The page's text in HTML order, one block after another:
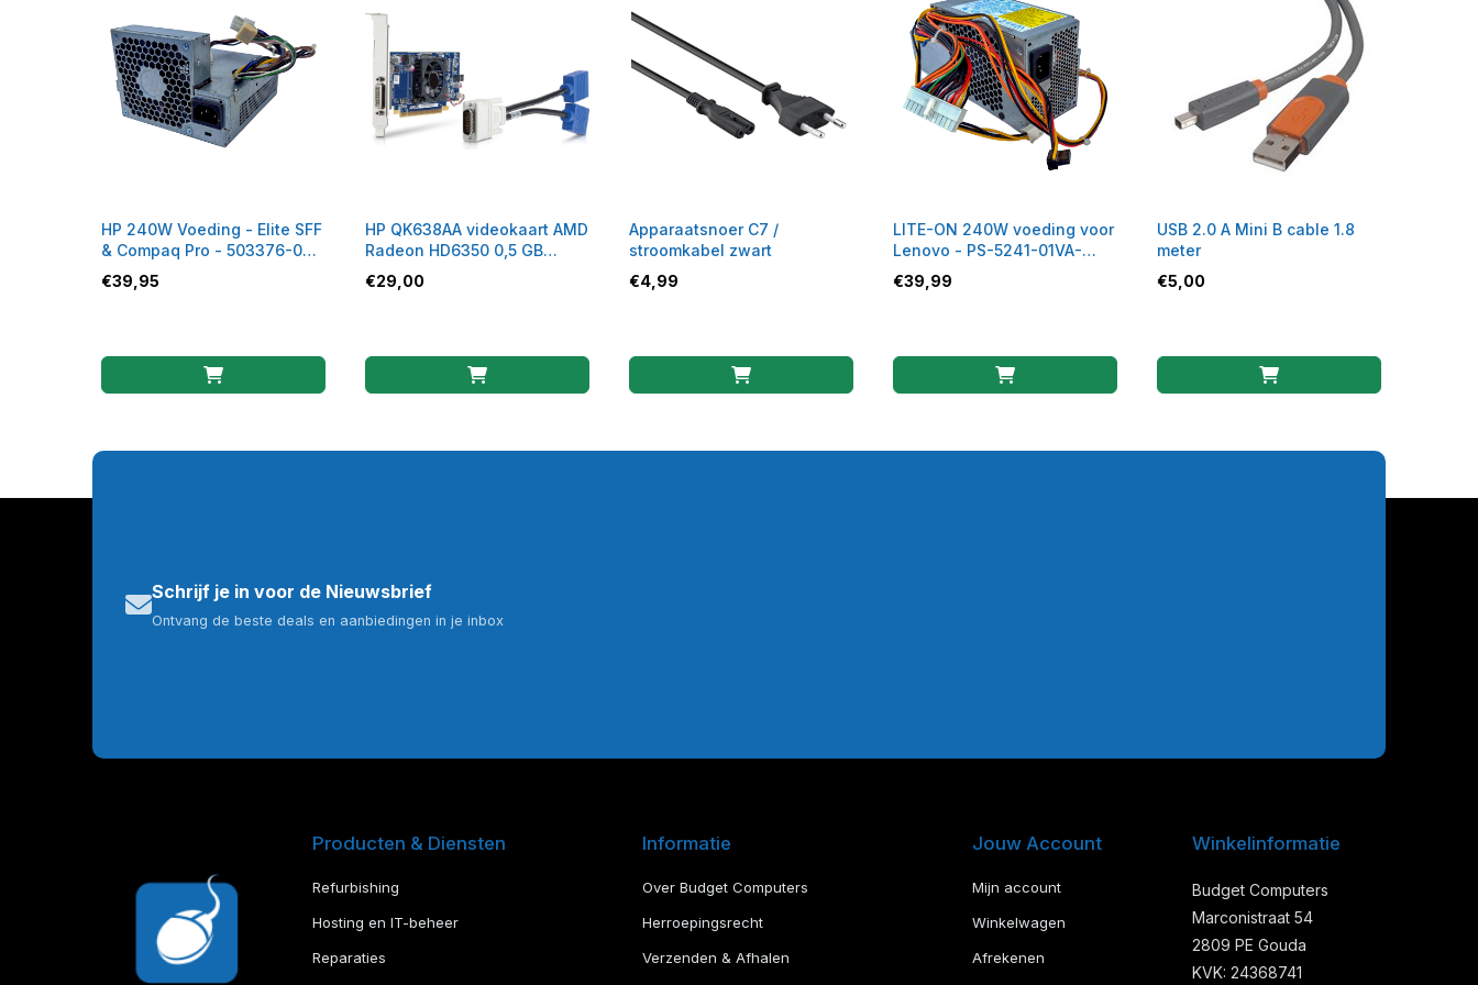
HP 240W Voeding - Elite SFF
& Compaq Pro - 503376-001
/ 508152-001
€39,95
HP QK638AA videokaart AMD
Radeon HD6350 0,5 GB
GDDR3
€29,00
Apparaatsnoer C7 /
stroomkabel zwart
€4,99
LITE-ON 240W voeding voor
Lenovo - PS-5241-01VA-
ROHS
€39,99
USB 2.0 A Mini B cable 1.8
meter
€5,00
Schrijf je in voor de Nieuwsbrief
Ontvang de beste deals en aanbiedingen in je inbox
Producten & Diensten
Refurbishing
Hosting en IT-beheer
Reparaties
Informatie
Over Budget Computers
Herroepingsrecht
Verzenden & Afhalen
Jouw Account
Mijn account
Winkelwagen
Afrekenen
Winkelinformatie
Budget Computers
Marconistraat 54
2809 PE Gouda
KVK: 24368741